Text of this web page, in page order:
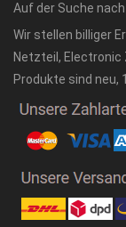
Auf der Suche
Wir stellen billiger
Netzteil, Electronic
Produkte sind neu,